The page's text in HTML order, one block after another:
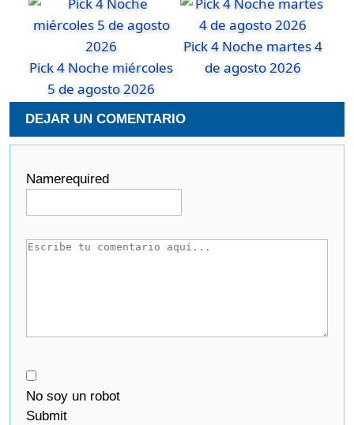
Pick 4 Noche miércoles
5 de agosto 2026
Pick 4 Noche martes 4
de agosto 2026
DEJAR UN COMENTARIO
Namerequired
No soy un robot
Submit